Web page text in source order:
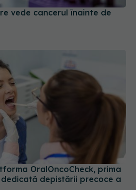
vede cancerul înainte de
OralOncoCheck, prima
depistării precoce a